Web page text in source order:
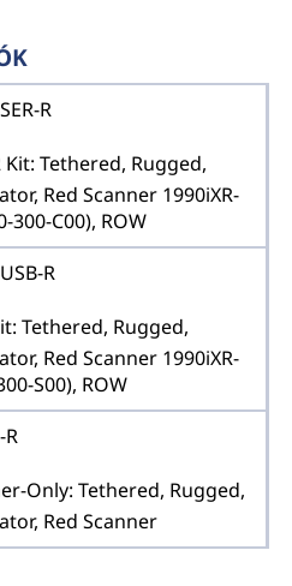
R
Kit: Tethered, Rugged,
Red Scanner 1990iXR-
300-C00), ROW
R
Tethered, Rugged,
Red Scanner 1990iXR-
S00), ROW
R
Only: Tethered, Rugged,
Red Scanner